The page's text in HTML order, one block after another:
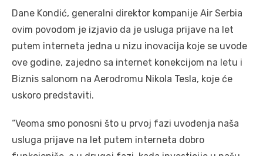
Dane Kondić, generalni direktor kompanije Air Serbia
ovim povodom je izjavio da je usluga prijave na let
putem interneta jedna u nizu inovacija koje se uvode
ove godine, zajedno sa internet konekcijom na letu i
Biznis salonom na Aerodromu Nikola Tesla, koje će
uskoro predstaviti.
“Veoma smo ponosni što u prvoj fazi uvođenja naša
usluga prijave na let putem interneta dobro